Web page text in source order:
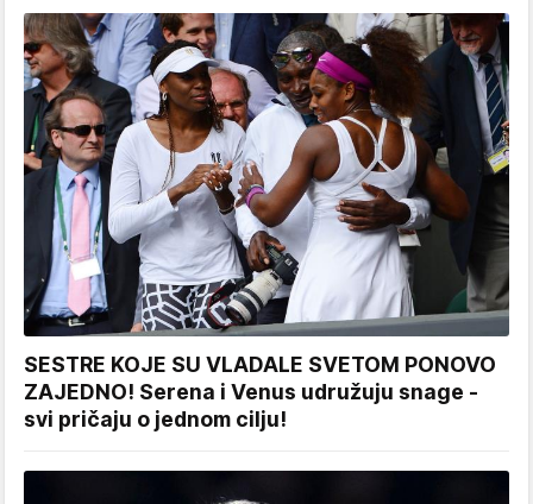
SESTRE KOJE SU VLADALE SVETOM PONOVO
ZAJEDNO! Serena i Venus udružuju snage -
svi pričaju o jednom cilju!